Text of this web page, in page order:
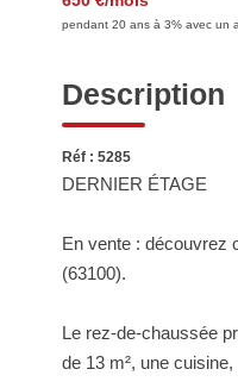
pendant 20 ans à 3% avec un
Description
Réf : 5285
DERNIER ÉTAGE
En vente : découvrez
(63100).
Le rez-de-chaussée
de 13 m², une